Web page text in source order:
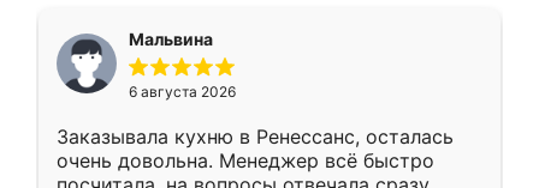
Мальвина
6 августа 2026
Заказывала кухню в Ренессанс, осталась
очень довольна. Менеджер всё быстро